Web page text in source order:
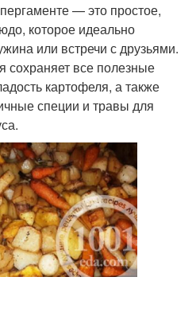
— это простое,
которое идеально
или встречи с друзьями.
сохраняет все полезные
картофеля, а также
специи и травы для